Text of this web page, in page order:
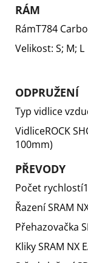
RÁM
RámT784
Velikost: S; M; L
ODPRUŽENÍ
Typ vidlice
VidliceROCK
100mm)
PŘEVODY
Počet rychlostí
ŘazeníSRAM
Přehazovačka
KlikySRAM NX
e